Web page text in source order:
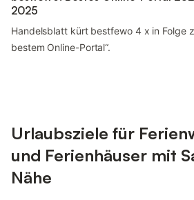
2025
Handelsblatt kürt bestfewo 4 x in Folge
bestem Online-Portal“.
Urlaubsziele für
und Ferienhäuser mit
Nähe